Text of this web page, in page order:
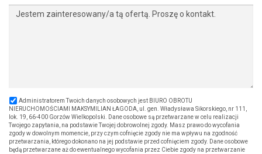
Administratorem Twoich danych osobowych jest BIURO OBROTU
NIERUCHOMOŚCIAMI MAKSYMILIAN ŁAGODA, ul. gen. Władysława Sikorskiego, nr 111,
lok. 19, 66-400 Gorzów Wielkopolski. Dane osobowe są przetwarzane w celu realizacji
Twojego zapytania, na podstawie Twojej dobrowolnej zgody. Masz prawo do wycofania
zgody w dowolnym momencie, przy czym cofnięcie zgody nie ma wpływu na zgodność
przetwarzania, którego dokonano na jej podstawie przed cofnięciem zgody. Dane osobowe
będą przetwarzane aż do ewentualnego wycofania przez Ciebie zgody na przetwarzanie